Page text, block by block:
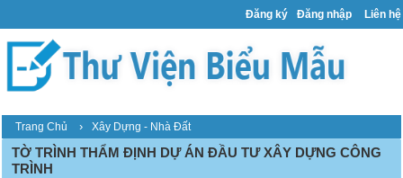
Đăng ký Đăng nhập Liên hệ
Trang Chủ › Xây Dựng - Nhà Đất
TỜ TRÌNH THẨM ĐỊNH DỰ ÁN ĐẦU TƯ XÂY DỰNG CÔNG
TRÌNH